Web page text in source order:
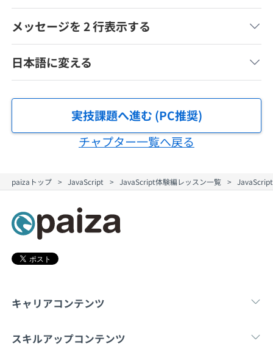
法人向けプラン
学校向けプラン
メッセージを 2 行表示する
日本語に変える
実技課題へ進む (PC推奨)
チャプター一覧へ戻る
paizaトップ JavaScript JavaScript体験編レッスン一覧
キャリアコンテンツ
転職・キャリア 新卒就
スキルアップコンテンツ